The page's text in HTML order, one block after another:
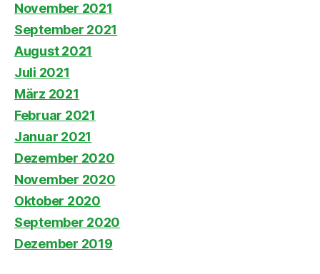
November 2021
September 2021
August 2021
Juli 2021
März 2021
Februar 2021
Januar 2021
Dezember 2020
November 2020
Oktober 2020
September 2020
Dezember 2019